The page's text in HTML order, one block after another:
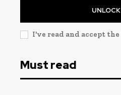
I've read and accept the
Must read